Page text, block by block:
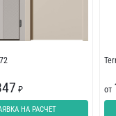
₽
НА РАСЧЕТ
от